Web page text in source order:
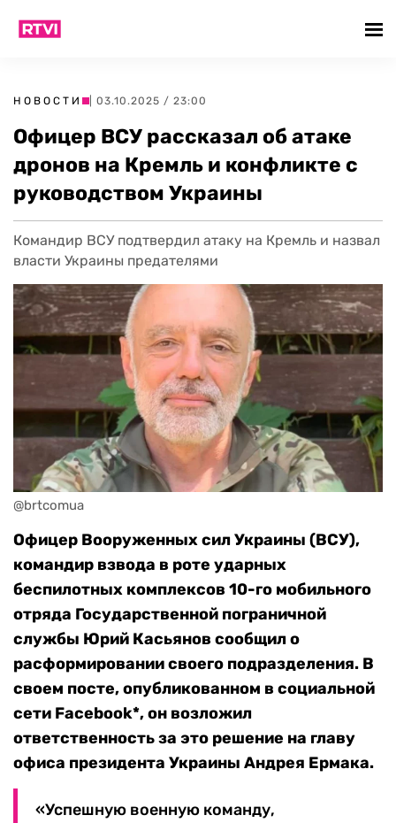
НОВОСТИ | 03.10.2025 / 23:00
Офицер ВСУ рассказал об атаке
дронов на Кремль и конфликте с
руководством Украины
Командир ВСУ подтвердил атаку на Кремль и назвал
власти Украины предателями
@brtcomua
Офицер Вооруженных сил Украины (ВСУ),
командир взвода в роте ударных
беспилотных комплексов 10-го мобильного
отряда Государственной пограничной
службы Юрий Касьянов сообщил о
расформировании своего подразделения. В
своем посте, опубликованном в социальной
сети Facebook*, он возложил
ответственность за это решение на главу
офиса президента Украины Андрея Ермака.
«Успешную военную команду,